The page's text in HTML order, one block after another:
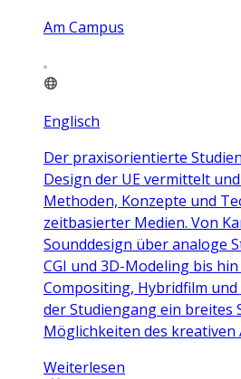
Am Campus
Englisch
Der praxisorientierte
Design der UE vermittelt
Methoden, Konzepte und
zeitbasierter Medien. Von
Sounddesign über analoge
CGI und 3D-Modeling bis
Compositing, Hybridfilm
der Studiengang ein breites
Möglichkeiten des kreativen
Weiterlesen